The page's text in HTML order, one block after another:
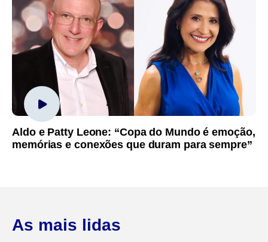
Aldo e Patty Leone: “Copa do Mundo é emoção,
memórias e conexões que duram para sempre”
As mais lidas